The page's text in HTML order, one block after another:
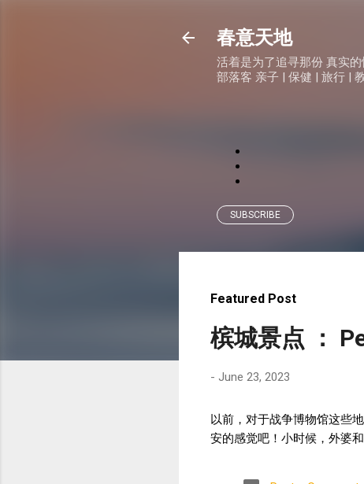
春意天地
活着是为了追寻那份 真实
部落客 亲子 | 保健 | 旅行 |
SUBSCRIBE
Featured Post
槟城景点 ：
- June 23, 2023
以前，对于战争博物馆这些
安的感觉吧！小时候，外婆